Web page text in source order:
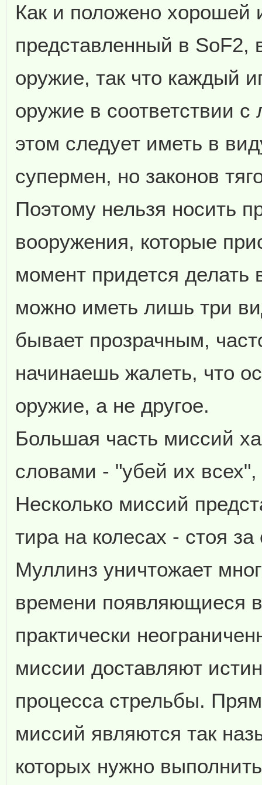
Как и положено хорошей
представленный в SoF2,
оружие, так что каждый
оружие в соответствии
этом следует иметь в
супермен, но законов
Поэтому нельзя носить
вооружения, которые
момент придется делать
можно иметь лишь три
бывает прозрачным,
начинаешь жалеть, что
оружие, а не другое.
Большая часть миссий
словами - "убей их
Несколько миссий
тира на колесах - стоя
Муллинз уничтожает
времени появляющиеся
практически
миссии доставляют
процесса стрельбы.
миссий являются так
которых нужно